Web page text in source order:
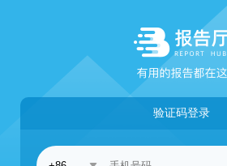
验证码登录